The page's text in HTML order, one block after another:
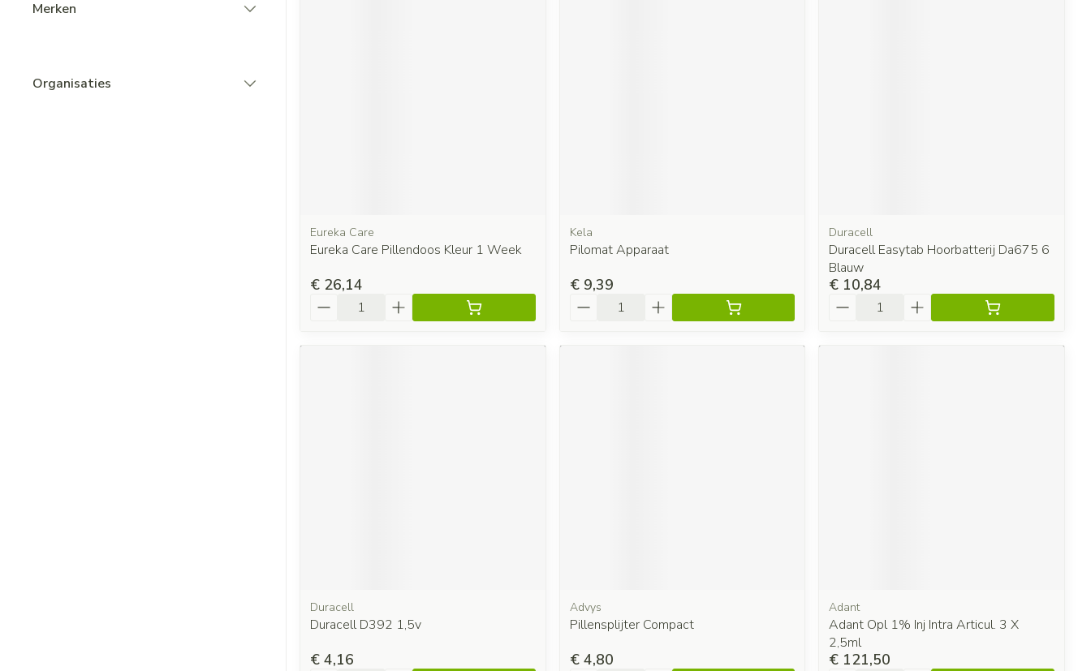
Merken
Organisaties
Eureka Care
Eureka Care Pillendoos Kleur 1 Week
€ 26,14
Kela
Pilomat Apparaat
€ 9,39
Duracell
Duracell Easytab Hoorbatterij Da675 6
Blauw
€ 10,84
Duracell
Duracell D392 1,5v
€ 4,16
Advys
Pillensplijter Compact
€ 4,80
Adant
Adant Opl 1% Inj Intra Articul. 3 X
2,5ml
€ 121,50